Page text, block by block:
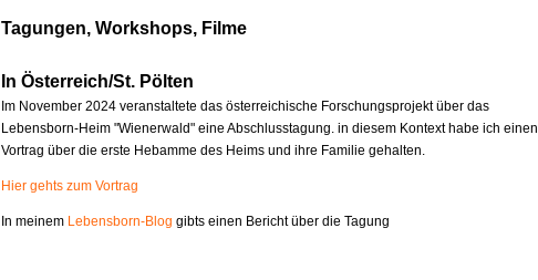
Tagungen, Workshops, Filme
In Österreich/St. Pölten
Im November 2024 veranstaltete das österreichische Forschungsprojekt über das
Lebensborn-Heim "Wienerwald" eine Abschlusstagung. in diesem Kontext habe ich einen
Vortrag über die erste Hebamme des Heims und ihre Familie gehalten.
Hier gehts zum Vortrag
In meinem Lebensborn-Blog gibts einen Bericht über die Tagung